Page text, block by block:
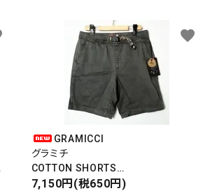
GRAMICCI
グラミチ
COTTON SHORTS
コットンショーツ
7,150円(税650円)
favorite